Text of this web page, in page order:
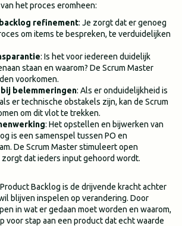
het proces eromheen:
refinement: Je zorgt dat er genoeg
om items te bespreken, te verduidelijken
: Is het voor iedereen duidelijk
staan en waarom? De Scrum Master
voorkomen.
belemmeringen: Als er onduidelijkheid is
er technische obstakels zijn, kan de Scrum
om dit vlot te trekken.
: Het opstellen en bijwerken van
is een samenspel tussen PO en
De Scrum Master stimuleert open
zorgt dat ieders input gehoord wordt.
Backlog is de drijvende kracht achter
blijven inspelen op verandering. Door
in wat er gedaan moet worden en waarom,
voor stap aan een product dat echt waarde